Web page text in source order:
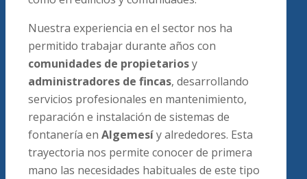
Nuestra experiencia en el sector nos ha
permitido trabajar durante años con
comunidades de propietariosy
administradores de fincas, desarrollando
servicios profesionales en mantenimiento,
reparación e instalación de sistemas de
fontanería en Algemesíy alrededores. Esta
trayectoria nos permite conocer de primera
mano las necesidades habituales de este tipo